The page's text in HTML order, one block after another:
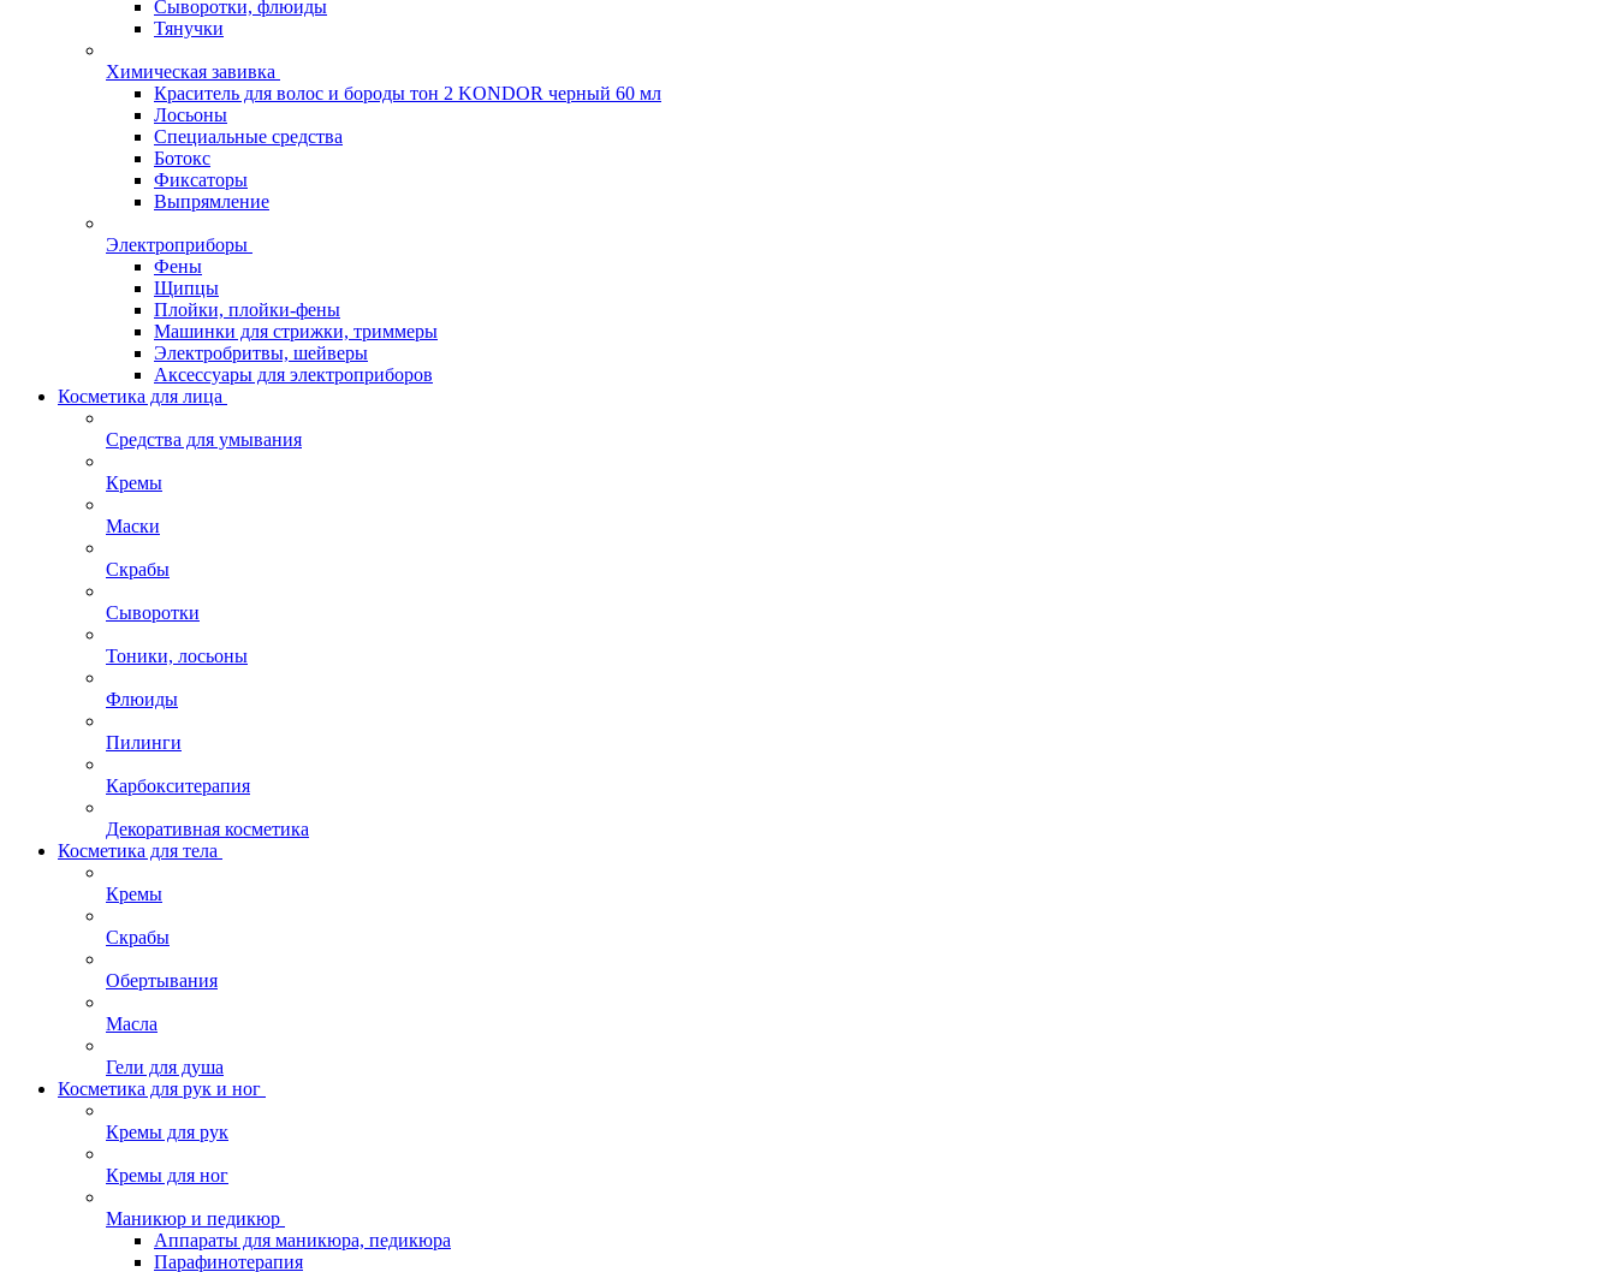
Сыворотки, флюиды
Тянучки
Химическая завивка
Краситель для волос и бороды тон 2 KONDOR черный 60 мл
Лосьоны
Специальные средства
Ботокс
Фиксаторы
Выпрямление
Электроприборы
Фены
Щипцы
Плойки, плойки-фены
Машинки для стрижки, триммеры
Электробритвы, шейверы
Аксессуары для электроприборов
Косметика для лица
Средства для умывания
Кремы
Маски
Скрабы
Сыворотки
Тоники, лосьоны
Флюиды
Пилинги
Карбокситерапия
Декоративная косметика
Косметика для тела
Кремы
Скрабы
Обертывания
Масла
Гели для душа
Косметика для рук и ног
Кремы для рук
Кремы для ног
Маникюр и педикюр
Аппараты для маникюра, педикюра
Парафинотерапия